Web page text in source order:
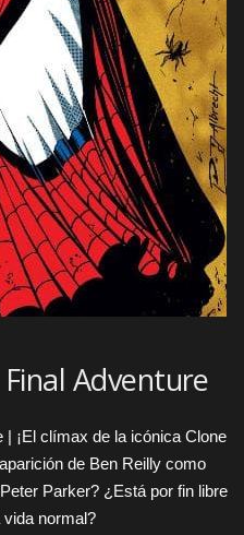
Adventure
¡El clímax de la icónica Clone
de Ben Reilly como
Parker? ¿Está por fin libre
vida normal?